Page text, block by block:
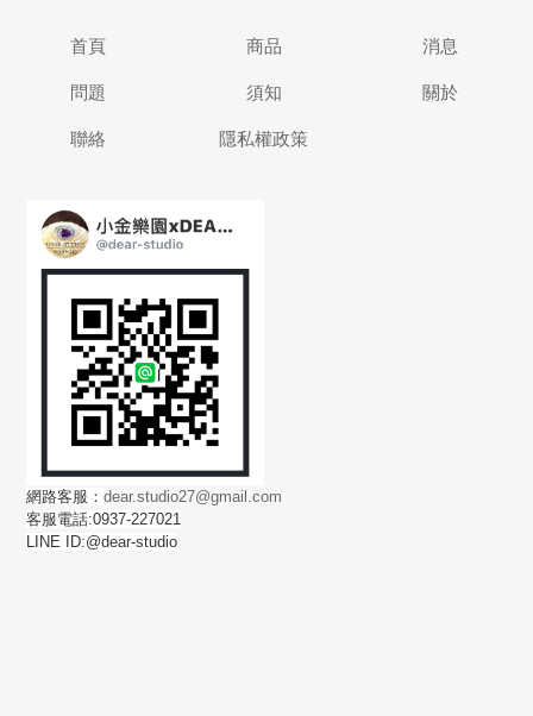
首頁 商品 消息
問題 須知 關於
聯絡 隱私權政策
網路客服：dear.studio27@gmail.com
客服電話:0937-227021
LINE ID:@dear-studio